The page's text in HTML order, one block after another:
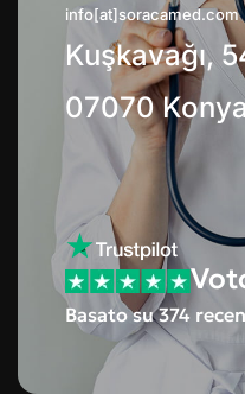
info[at]soracamed.com
Kuşkavağı,
07070
Basato su 374